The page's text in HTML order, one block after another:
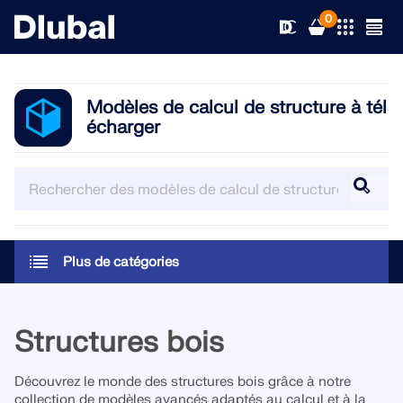
0
Solutions
Secteurs d’activités
Champs d'application
Services en ligne
Produits
RFEM 6
En savoir plus
Support technique
Formations
Service
Nouveautés
Formations
Ressources
Télécharger la version complète
Formation
Modèles de calcul de structure à tél
écharger
Plus de catégories
Structures bois
Découvrez le monde des structures bois grâce à notre